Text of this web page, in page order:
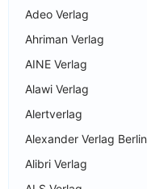
Adeo Verlag
Ahriman Verlag
AINE Verlag
Alawi Verlag
Alertverlag
Alexander Verlag Berlin
Alibri Verlag